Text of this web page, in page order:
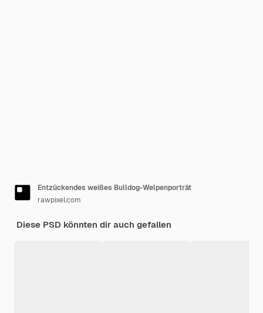
Entzückendes weißes Bulldog-Welpenporträt
rawpixel.com
Diese PSD könnten dir auch gefallen